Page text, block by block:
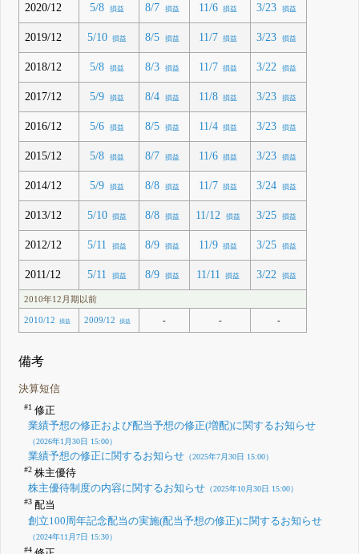
2020/12 5/8 損益 8/7 損益 11/6 損益 3/23 損益
2019/12 5/10 損益 8/5 損益 11/7 損益 3/23 損益
2018/12 5/8 損益 8/3 損益 11/7 損益 3/22 損益
2017/12 5/9 損益 8/4 損益 11/8 損益 3/23 損益
2016/12 5/6 損益 8/5 損益 11/4 損益 3/23 損益
2015/12 5/8 損益 8/7 損益 11/6 損益 3/23 損益
2014/12 5/9 損益 8/8 損益 11/7 損益 3/24 損益
2013/12 5/10 損益 8/8 損益 11/12 損益 3/25 損益
2012/12 5/11 損益 8/9 損益 11/9 損益 3/25 損益
2011/12 5/11 損益 8/9 損益 11/11 損益 3/22 損益
2010年12月期以前
2010/12 損益 2009/12 損益 - - -
備考
決算短信
#1修正
業績予想の修正および配当予想の修正(増配)に関するお知らせ
（2026年1月30日 15:00）
業績予想の修正に関するお知らせ（2025年7月30日 15:00）
#2株主優待
株主優待制度の内容に関するお知らせ（2025年10月30日 15:00）
#3配当
創立100周年記念配当の実施(配当予想の修正)に関するお知らせ
（2024年11月7日 15:30）
#4